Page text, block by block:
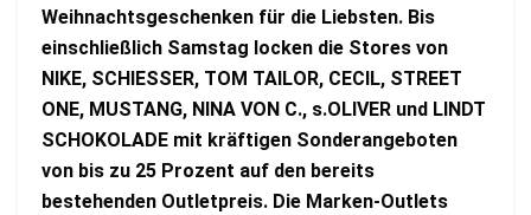
Weihnachtsgeschenken für die Liebsten. Bis
einschließlich Samstag locken die Stores von
NIKE, SCHIESSER, TOM TAILOR, CECIL, STREET
ONE, MUSTANG, NINA VON C., s.OLIVER und LINDT
SCHOKOLADE mit kräftigen Sonderangeboten
von bis zu 25 Prozent auf den bereits
bestehenden Outletpreis. Die Marken-Outlets